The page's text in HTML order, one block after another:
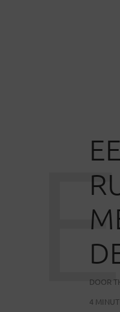
DOOR
4